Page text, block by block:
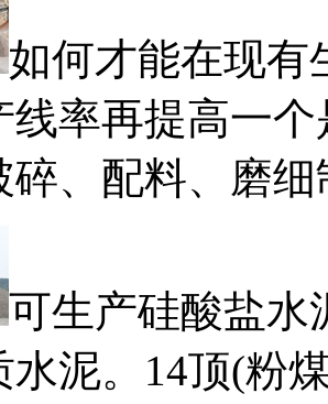
如何才能在现有
线率再提高一
碎、配料、磨
可生产硅酸盐水
水泥。14顶(粉